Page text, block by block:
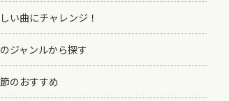
い曲にチャレンジ！
ジャンルから探す
のおすすめ